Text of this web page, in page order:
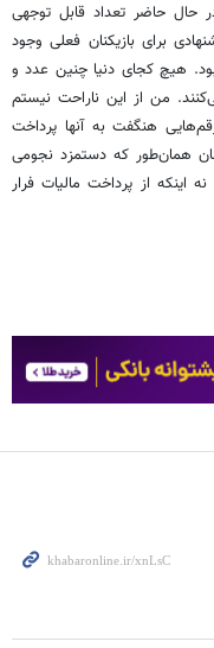
حال حاضر تعداد قابل توجهی
برای بازیکنان فعلی وجود
هزار دلار خواهد بود. هیچ کجای دنیا چنین عدد و
من از این ناراحت نیستم
هنگفت به آنها پرداخت
همان‌طور که دستمزد نجومی
اینکه از پرداخت مالیات فرار